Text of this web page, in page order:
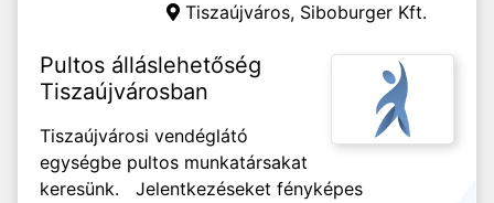
Tiszaújváros, Siboburger Kft.
Pultos álláslehetőség
Tiszaújvárosban
Tiszaújvárosi vendéglátó
egységbe pultos munkatársakat
keresünk. Jelentkezéseket fényképes